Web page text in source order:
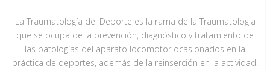
La Traumatología del Deporte es la rama de la Traumatologia
que se ocupa de la prevención, diagnóstico y tratamiento de
las patologías del aparato locomotor ocasionados en la
práctica de deportes, además de la reinserción en la actividad.